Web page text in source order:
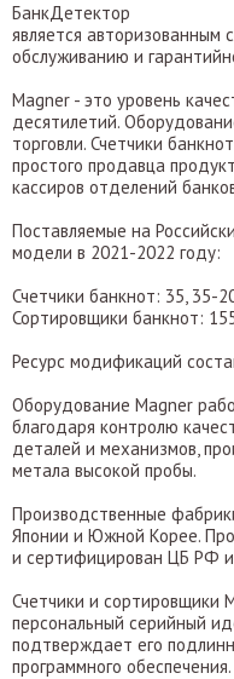
БанкДетектор
является авторизованным
обслуживанию и
Magner - это уровень
десятилетий.
торговли. Счетчики
простого продавца
кассиров отделений
Поставляемые на
модели в 2021-2022 году:
Счетчики банкнот: 35, 35-
Сортировщики банкнот:
Ресурс модификаций
Оборудование Magner
благодаря контролю
деталей и механизмов,
метала высокой пробы.
Производственные
Японии и Южной Корее.
и сертифицирован ЦБ РФ
Счетчики и сортировщики
персональный серийный
подтверждает его
программного обеспечения.